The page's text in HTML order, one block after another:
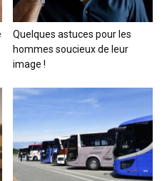
Quelques astuces pour les
hommes soucieux de leur
image !